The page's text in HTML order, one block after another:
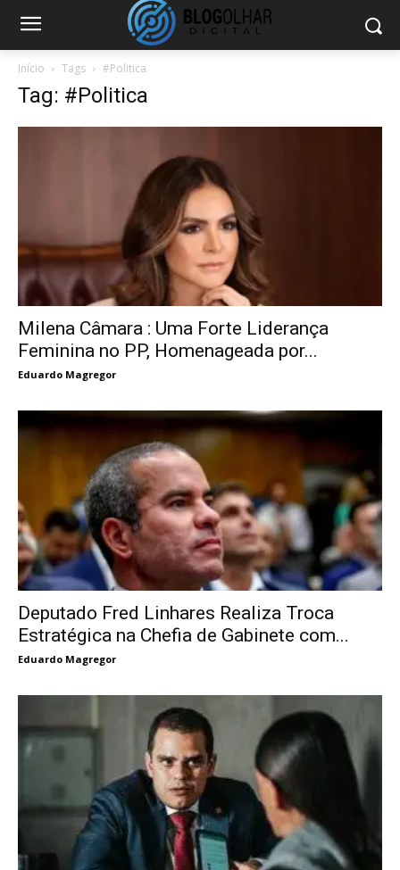
Início Tags #Politica
Tag: #Politica
Milena Câmara : Uma Forte Liderança
Feminina no PP, Homenageada por...
Eduardo Magregor
Deputado Fred Linhares Realiza Troca
Estratégica na Chefia de Gabinete com...
Eduardo Magregor